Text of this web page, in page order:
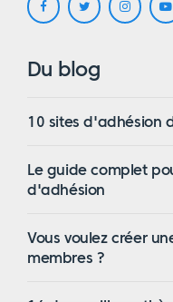
Du blog
10 sites d'adhésion
Le guide complet
d'adhésion
Vous voulez créer
membres ?